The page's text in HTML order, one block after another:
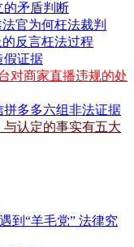
的矛盾判断
官为何枉法裁判
反言枉法过程
假证据
对商家直播违规的处
多多六组非法证据
认定的事实有五大
到“羊毛党” 法律究